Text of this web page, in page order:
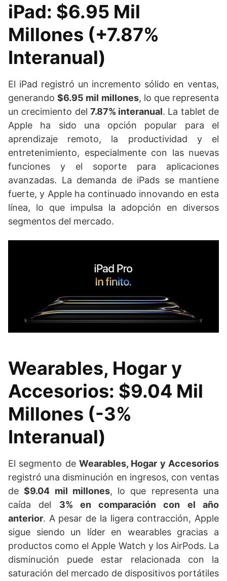
iPad: $6.95 Mil
Millones (+7.87%
Interanual)
El iPad registró un incremento sólido en ventas,
generando$6.95 mil millones, lo que representa
un crecimiento del 7.87% interanual. La tablet de
Apple ha sido una opción popular para el
aprendizaje remoto, la productividad y el
entretenimiento, especialmente con las nuevas
funciones y el soporte para aplicaciones
avanzadas. La demanda de iPads se mantiene
fuerte, y Apple ha continuado innovando en esta
línea, lo que impulsa la adopción en diversos
segmentos del mercado.
Wearables, Hogar y
Accesorios: $9.04 Mil
Millones (-3%
Interanual)
El segmento de Wearables, Hogar y Accesorios
registró una disminución en ingresos, con ventas
de$9.04 mil millones, lo que representa una
caída del 3% en comparación con el año
anterior. A pesar de la ligera contracción, Apple
sigue siendo un líder en wearables gracias a
productos como el Apple Watch y los AirPods. La
disminución puede estar relacionada con la
saturación del mercado de dispositivos portátiles